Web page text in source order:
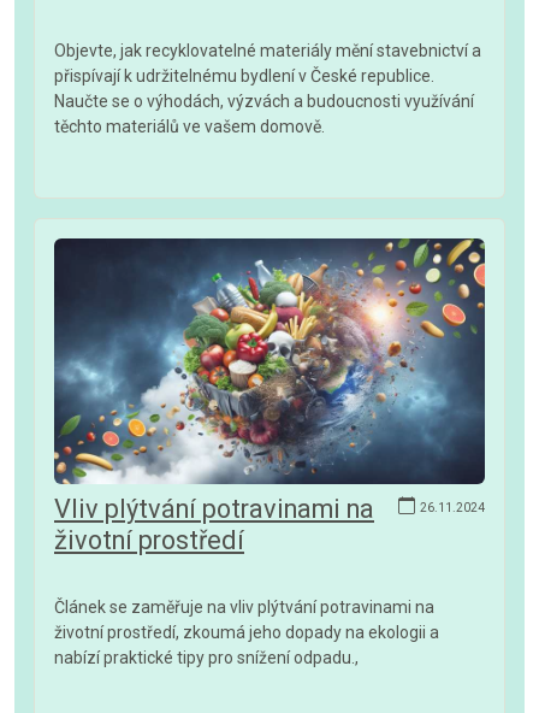
Objevte, jak recyklovatelné materiály mění stavebnictví a
přispívají k udržitelnému bydlení v České republice.
Naučte se o výhodách, výzvách a budoucnosti využívání
těchto materiálů ve vašem domově.
26.11.2024
Vliv plýtvání potravinami na
životní prostředí
Článek se zaměřuje na vliv plýtvání potravinami na
životní prostředí, zkoumá jeho dopady na ekologii a
nabízí praktické tipy pro snížení odpadu.,